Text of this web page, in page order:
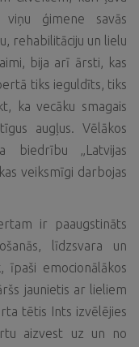
ģimene savās
rehabilitāciju un lielu
bija arī ārsti, kas
tiks ieguldīts, tiks
ka vecāku smagais
augļus. Vēlākos
biedrību „Latvijas
veiksmīgi darbojas
ir paaugstināts
līdzsvara un
īpaši emocionālākos
jaunietis ar lieliem
tētis Ints izvēlējies
aizvest uz un no